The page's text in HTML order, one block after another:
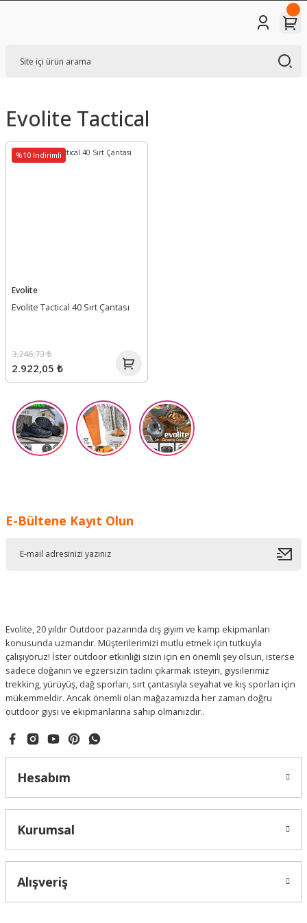
Evolite Tactical
%10 İndirimli
Evolite
Evolite Tactical 40 Sırt Çantası
2.922,05 ₺
3.246,73 ₺
E-Bültene Kayıt Olun
Evolite, 20 yıldır Outdoor pazarında dış giyim ve kamp ekipmanları
konusunda uzmandır. Müşterilerimizi mutlu etmek için tutkuyla
çalışıyoruz! İster outdoor etkinliği sizin için en önemli şey olsun, isterse
sadece doğanın ve egzersizin tadını çıkarmak isteyin, giysilerimiz
trekking, yürüyüş, dağ sporları, sırt çantasıyla seyahat ve kış sporları için
mükemmeldir. Ancak önemli olan mağazamızda her zaman doğru
outdoor giysi ve ekipmanlarına sahip olmanızdır..
Hesabım
Kurumsal
Alışveriş